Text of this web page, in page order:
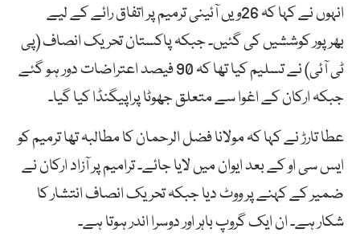
انہوں نے کہا کہ 26ویں آئینی ترمیم پر اتفاق رائے کے لیے
بھرپور کوششیں کی گئیں۔ جبکہ پاکستان تحریک انصاف (پی
ٹی آئی) نے تسلیم کیا تھا کہ 90 فیصد اعتراضات دور ہو گئے
جبکہ ارکان کے اغوا سے متعلق جھوٹا پراپیگنڈا کیا گیا۔
عطا تارڑ نے کہا کہ مولانا فضل الرحمان کا مطالبہ تھا ترمیم کو
ایس سی او کے بعد ایوان میں لایا جائے۔ ترامیم پر آزاد ارکان نے
ضمیر کے کہنے پر ووٹ دیا جبکہ تحریک انصاف انتشار کا
شکار ہے۔ ان ایک گروپ باہر اور دوسرا اندر ہوتا ہے۔